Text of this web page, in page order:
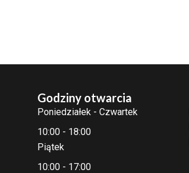
Godziny otwarcia
Poniedziałek - Czwartek
10:00 - 18:00
Piątek
10:00 - 17:00